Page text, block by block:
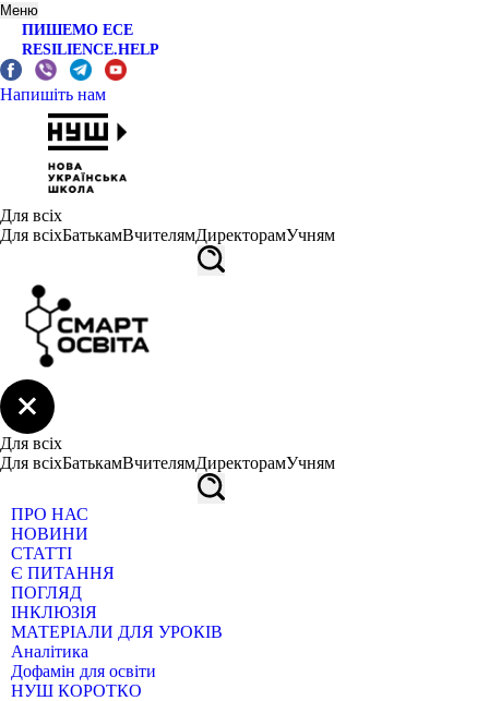
Меню
ПИШЕМО ЕСЕ
RESILIENCE.HELP
Напишіть нам
Для всіх
Для всіхБатькамВчителямДиректорамУчням
Для всіх
Для всіхБатькамВчителямДиректорамУчням
ПРО НАС
НОВИНИ
СТАТТІ
Є ПИТАННЯ
ПОГЛЯД
ІНКЛЮЗІЯ
МАТЕРІАЛИ ДЛЯ УРОКІВ
Аналітика
Дофамін для освіти
НУШ КОРОТКО